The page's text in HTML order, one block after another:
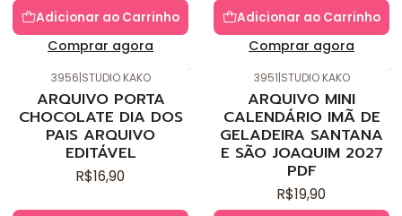
Adicionar ao Carrinho
Comprar agora
Adicionar ao Carrinho
Comprar agora
3956 STUDIO KAKO
ARQUIVO PORTA
CHOCOLATE DIA DOS
PAIS ARQUIVO
EDITÁVEL
R$16,90
3951 STUDIO KAKO
ARQUIVO MINI
CALENDÁRIO IMÃ DE
GELADEIRA SANTANA
E SÃO JOAQUIM 2027
PDF
R$19,90